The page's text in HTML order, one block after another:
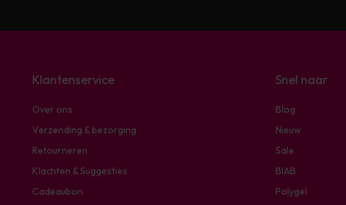
Klantenservice
Over ons
Verzending & bezorging
Retourneren
Klachten & Suggesties
Cadeaubon
Snel naar
Blog
Nieuw
Sale
BIAB
Polygel